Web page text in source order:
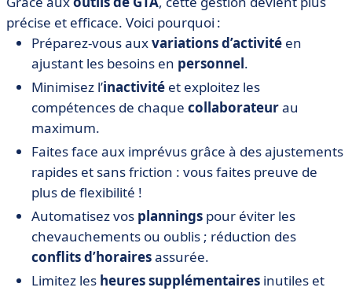
précise et efficace. Voici pourquoi :
Préparez-vous auxvariations d’activité en
ajustant les besoins en personnel.
Minimisez l’inactivité et exploitez les
compétences de chaque collaborateurau
maximum.
Faites face aux imprévus grâce à des ajustements
rapides et sans friction : vous faites preuve de
plus de flexibilité !
Automatisez vos plannings pour éviter les
chevauchements ou oublis ; réduction des
conflits d’horairesassurée.
Limitez les heures supplémentaires inutiles et